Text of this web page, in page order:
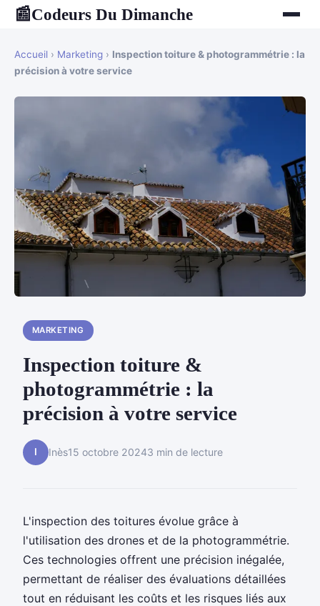
📰Codeurs Du Dimanche
Accueil › Marketing › Inspection toiture & photogrammétrie : la
précision à votre service
MARKETING
Inspection toiture &
photogrammétrie : la
précision à votre service
I Inès15 octobre 20243 min de lecture
L'inspection des toitures évolue grâce à
l'utilisation des drones et de la photogrammétrie.
Ces technologies offrent une précision inégalée,
permettant de réaliser des évaluations détaillées
tout en réduisant les coûts et les risques liés aux